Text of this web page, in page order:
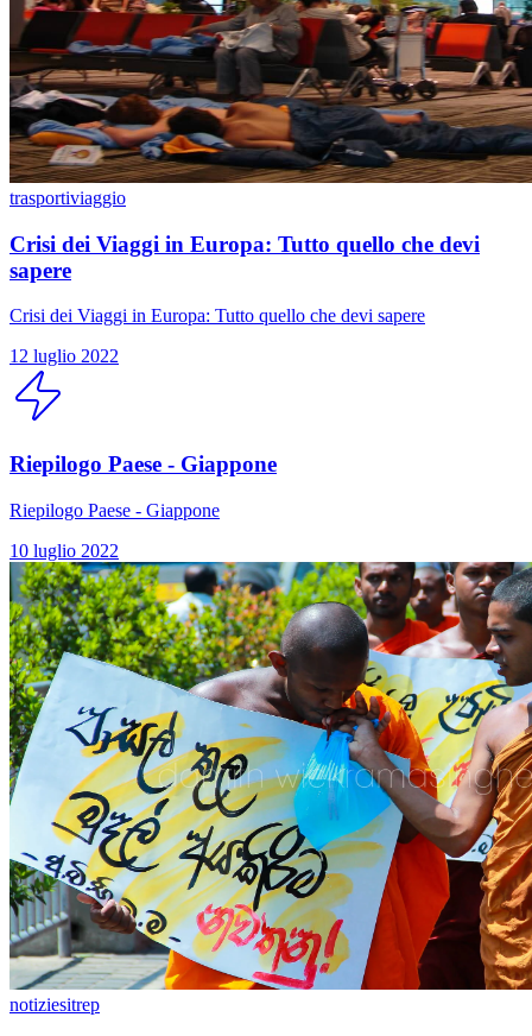
trasportiviaggio
Crisi dei Viaggi in Europa: Tutto quello che devi
sapere
Crisi dei Viaggi in Europa: Tutto quello che devi sapere
12 luglio 2022
Riepilogo Paese - Giappone
Riepilogo Paese - Giappone
10 luglio 2022
notiziesitrep